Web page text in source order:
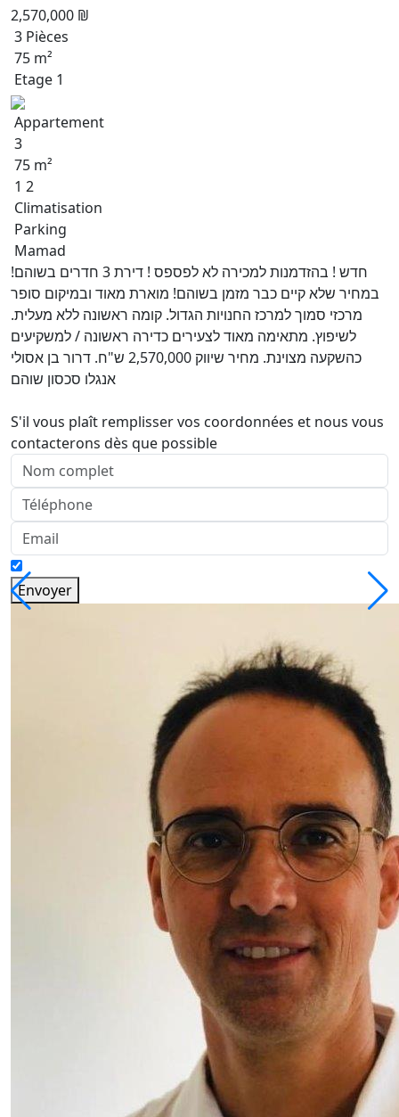
2,570,000 ₪
3 Pièces
75 m²
Etage 1
Appartement
3
75 m²
1 2
Climatisation
Parking
Mamad
חדש ! בהזדמנות למכירה לא לפספס ! דירת 3 חדרים בשוהם!
במחיר שלא קיים כבר מזמן בשוהם! מוארת מאוד ובמיקום סופר
מרכזי סמוך למרכז החנויות הגדול. קומה ראשונה ללא מעלית.
לשיפוץ. מתאימה מאוד לצעירים כדירה ראשונה / למשקיעים
כהשקעה מצוינת. מחיר שיווק 2,570,000 ש"ח. דרור בן אסולי
אנגלו סכסון שוהם
S'il vous plaît remplisser vos coordonnées et nous vous
contacterons dès que possible
Envoyer